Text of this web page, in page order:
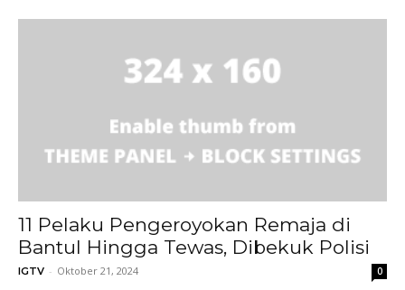
11 Pelaku Pengeroyokan Remaja di
Bantul Hingga Tewas, Dibekuk Polisi
IGTV - Oktober 21, 2024 0